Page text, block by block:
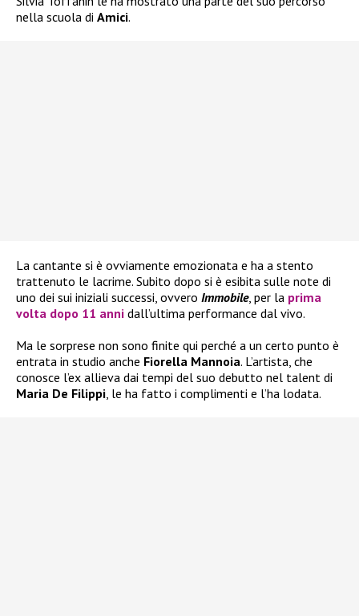
nella scuola di Amici.
La cantante si è ovviamente emozionata e ha a stento
trattenuto le lacrime. Subito dopo si è esibita sulle note di
uno dei sui iniziali successi, ovvero Immobile, per la prima
volta dopo 11 anni dall’ultima performance dal vivo.
Ma le sorprese non sono finite qui perché a un certo punto è
entrata in studio anche Fiorella Mannoia. L’artista, che
conosce l’ex allieva dai tempi del suo debutto nel talent di
Maria De Filippi, le ha fatto i complimenti e l’ha lodata.